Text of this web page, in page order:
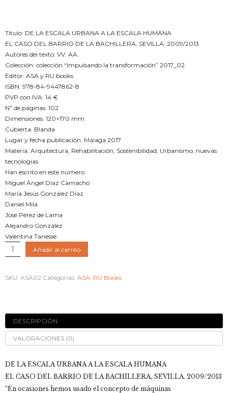
Título: DE LA ESCALA URBANA A LA ESCALA HUMANA
EL CASO DEL BARRIO DE LA BACHILLERA, SEVILLA. 2009/2013
Autores del texto: VV. AA.
Colección: colección “Impulsando la transformación” 2017_02
Editor: ASA y RU books
ISBN: 978-84-9447862-8
PVP con IVA: 14 €
Nº de páginas: 102
Dimensiones: 120×170 mm
Cubierta: Blanda
Lugar y fecha publicación: Málaga 2017
Materia: Arquitectura, Rehabilitación, Sostenibilidad, Urbanismo, nuevas
tecnologías.
Han escrito en este número:
Miguel Ángel Díaz Camacho
María Jesús González Díaz
Daniel Milá
José Pérez de Lama
Alejandro González
Valentina Tanesse
De
la
urbana
humana
cantidad
Añadir al carrito
SKU: ASA02 Categorías: ASA, RU Books
DESCRIPCIÓN
VALORACIONES (0)
DE LA ESCALA URBANA A LA ESCALA HUMANA
EL CASO DEL BARRIO DE LA BACHILLERA, SEVILLA. 2009/2013
“En ocasiones hemos usado el concepto de máquinas